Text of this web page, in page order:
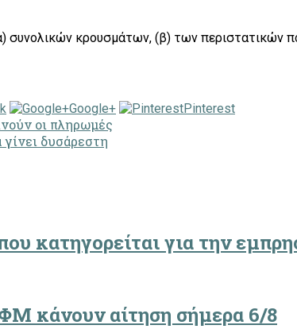
συνολικών κρουσμάτων, (β) των περιστατικών
Google+
Pinterest
οι πληρωμές
δυσάρεστη
κατηγορείται για την
κάνουν αίτηση σήμερα 6/8